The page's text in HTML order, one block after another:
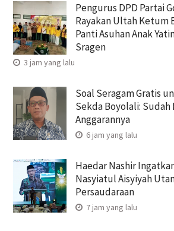
Pengurus DPD Partai
Rayakan Ultah Ketum
Panti Asuhan Anak
Sragen
3 jam yang lalu
Soal Seragam Gratis
Sekda Boyolali:
Anggarannya
6 jam yang lalu
Haedar Nashir
Nasyiatul Aisyiyah
Persaudaraan
7 jam yang lalu